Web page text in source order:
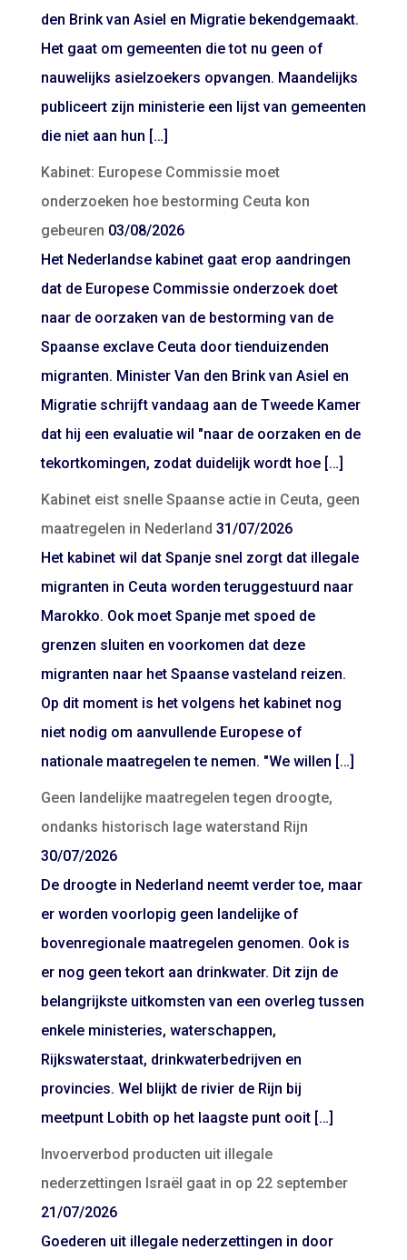
den Brink van Asiel en Migratie bekendgemaakt.
Het gaat om gemeenten die tot nu geen of
nauwelijks asielzoekers opvangen. Maandelijks
publiceert zijn ministerie een lijst van gemeenten
die niet aan hun […]
Kabinet: Europese Commissie moet
onderzoeken hoe bestorming Ceuta kon
gebeuren 03/08/2026
Het Nederlandse kabinet gaat erop aandringen
dat de Europese Commissie onderzoek doet
naar de oorzaken van de bestorming van de
Spaanse exclave Ceuta door tienduizenden
migranten. Minister Van den Brink van Asiel en
Migratie schrijft vandaag aan de Tweede Kamer
dat hij een evaluatie wil "naar de oorzaken en de
tekortkomingen, zodat duidelijk wordt hoe […]
Kabinet eist snelle Spaanse actie in Ceuta, geen
maatregelen in Nederland 31/07/2026
Het kabinet wil dat Spanje snel zorgt dat illegale
migranten in Ceuta worden teruggestuurd naar
Marokko. Ook moet Spanje met spoed de
grenzen sluiten en voorkomen dat deze
migranten naar het Spaanse vasteland reizen.
Op dit moment is het volgens het kabinet nog
niet nodig om aanvullende Europese of
nationale maatregelen te nemen. "We willen […]
Geen landelijke maatregelen tegen droogte,
ondanks historisch lage waterstand Rijn
30/07/2026
De droogte in Nederland neemt verder toe, maar
er worden voorlopig geen landelijke of
bovenregionale maatregelen genomen. Ook is
er nog geen tekort aan drinkwater. Dit zijn de
belangrijkste uitkomsten van een overleg tussen
enkele ministeries, waterschappen,
Rijkswaterstaat, drinkwaterbedrijven en
provincies. Wel blijkt de rivier de Rijn bij
meetpunt Lobith op het laagste punt ooit […]
Invoerverbod producten uit illegale
nederzettingen Israël gaat in op 22 september
21/07/2026
Goederen uit illegale nederzettingen in door